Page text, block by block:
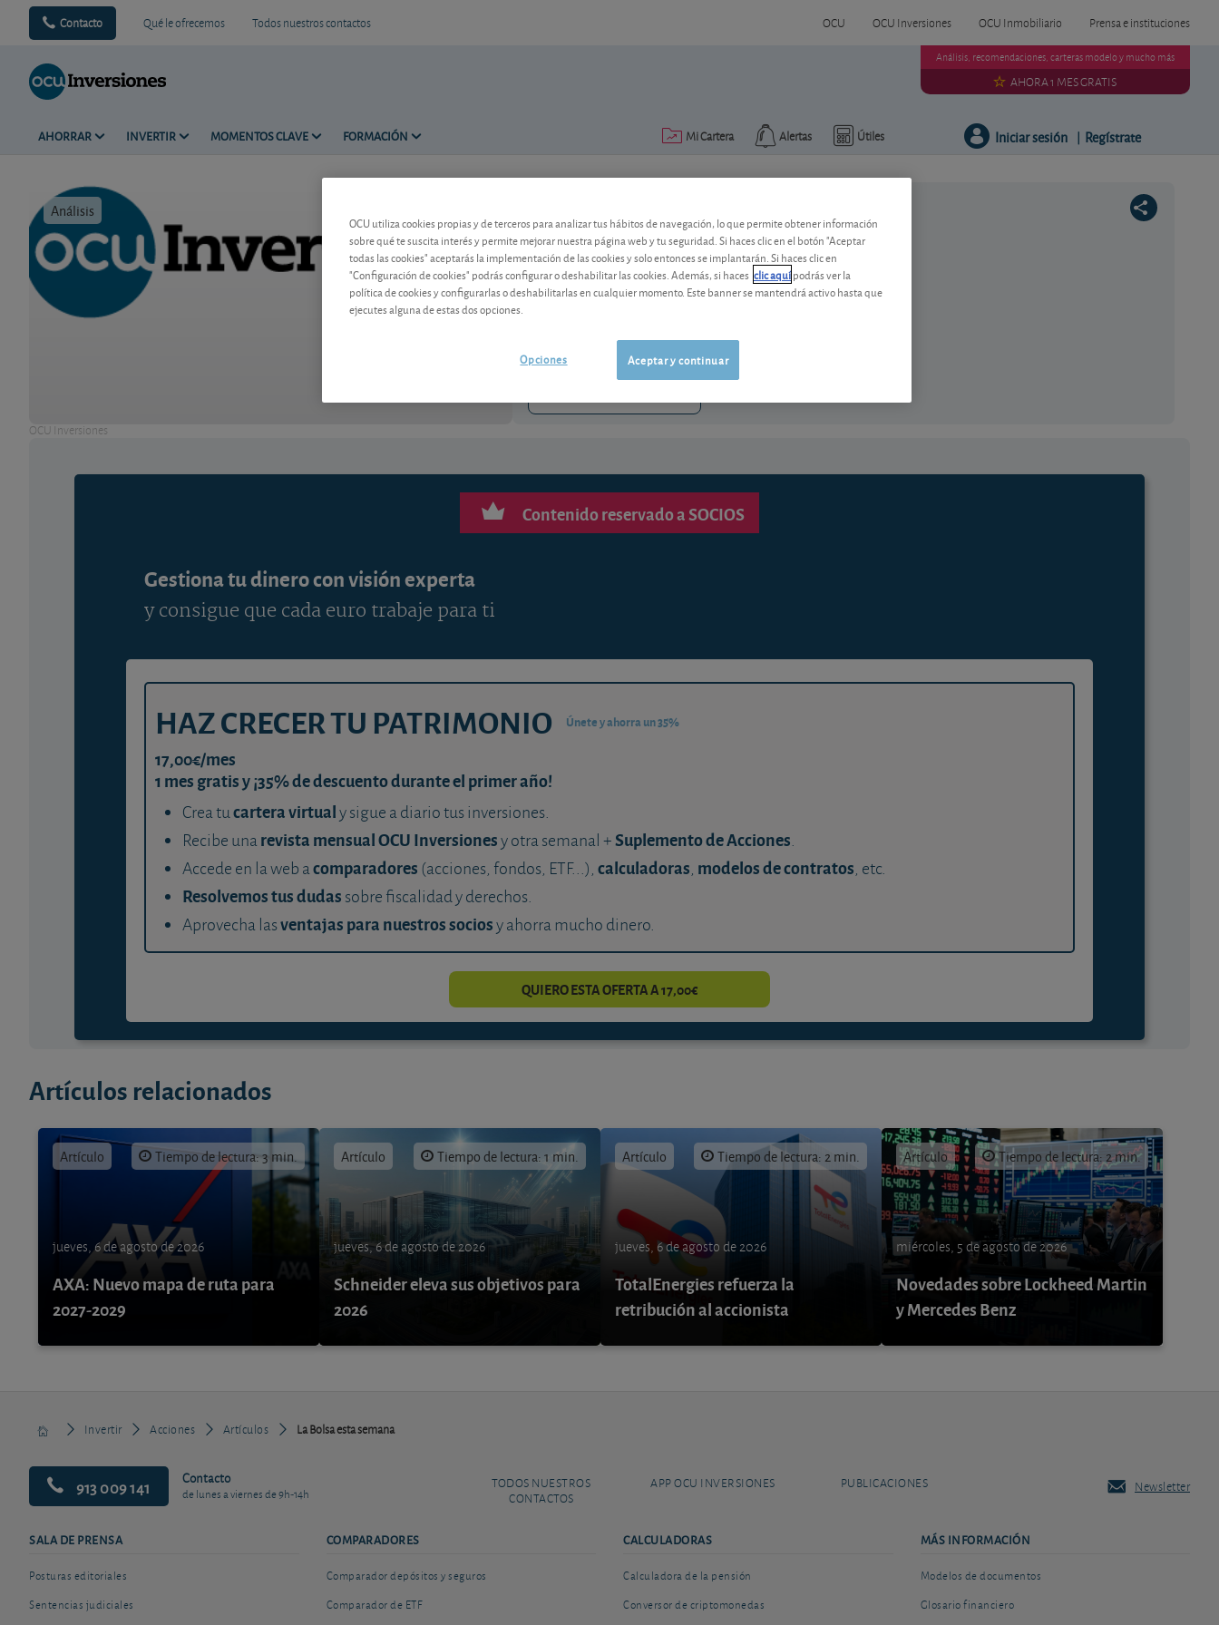
Contacto Qué le ofrecemos Todos nuestros contactos OCU OCU Inversiones OCU Inmobiliario Prensa e instituciones
AHORRAR INVERTIR MOMENTOS CLAVE FORMACIÓN Útiles
Alertas
Mi Cartera
Análisis, recomendaciones, carteras modelo y mucho más
AHORA 1 MES GRATIS
Iniciar sesión | Regístrate
Análisis
OCU Inversiones
La Bolsa esta semana
Roche PS
Zúrich
364,70 CHF
Contenido reservado a SOCIOS
Gestiona tu dinero con visión experta
y consigue que cada euro trabaje para ti
HAZ CRECER TU PATRIMONIO Únete y ahorra un 35%
17,00€/mes
1 mes gratis y ¡35% de descuento durante el primer año!
Crea tucartera virtualy sigue a diario tus inversiones.
Recibe unarevista mensual OCU Inversionesy otra semanal +Suplemento de Acciones.
Accede en la web acomparadores (acciones, fondos, ETF...), calculadoras, modelos de contratos, etc.
Resolvemos tus dudas sobre fiscalidad y derechos.
Aprovecha lasventajas para nuestros sociosy ahorra mucho dinero.
QUIERO ESTA OFERTA A 17,00€
Artículos relacionados
Artículo Tiempo de lectura: 3 min.
jueves, 6 de agosto de 2026
AXA: Nuevo mapa de ruta para
2027-2029
Artículo Tiempo de lectura: 1 min.
jueves, 6 de agosto de 2026
Schneider eleva sus objetivos para
2026
Artículo Tiempo de lectura: 2 min.
jueves, 6 de agosto de 2026
TotalEnergies refuerza la
retribución al accionista
Artículo Tiempo de lectura: 2 min.
miércoles, 5 de agosto de 2026
Novedades sobre Lockheed Martin
y Mercedes Benz
Invertir Acciones Artículos La Bolsa esta semana
913 009 141 Contacto
de lunes a viernes de 9h-14h
TODOS NUESTROS
CONTACTOS
APP OCU INVERSIONES PUBLICACIONES Newsletter
SALA DE PRENSA
Posturas editoriales
Sentencias judiciales
COMPARADORES
Comparador depósitos y seguros
Comparador de ETF
CALCULADORAS
Calculadora de la pensión
Conversor de criptomonedas
MÁS INFORMACIÓN
Modelos de documentos
Glosario financiero
OCU utiliza cookies propias y de terceros para analizar tus hábitos de navegación, lo que permite obtener información
sobre qué te suscita interés y permite mejorar nuestra página web y tu seguridad. Si haces clic en el botón "Aceptar
todas las cookies" aceptarás la implementación de las cookies y solo entonces se implantarán. Si haces clic en
"Configuración de cookies" podrás configurar o deshabilitar las cookies. Además, si haces clic aquípodrás ver la
política de cookies y configurarlas o deshabilitarlas en cualquier momento. Este banner se mantendrá activo hasta que
ejecutes alguna de estas dos opciones.
Aceptar y continuar
Opciones